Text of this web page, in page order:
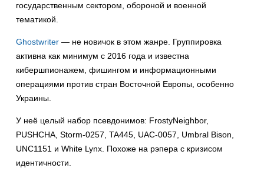
государственным сектором, обороной и военной
тематикой.
Ghostwriter — не новичок в этом жанре. Группировка
активна как минимум с 2016 года и известна
кибершпионажем, фишингом и информационными
операциями против стран Восточной Европы, особенно
Украины.
У неё целый набор псевдонимов: FrostyNeighbor,
PUSHCHA, Storm-0257, TA445, UAC-0057, Umbral Bison,
UNC1151 и White Lynx. Похоже на рэпера с кризисом
идентичности.